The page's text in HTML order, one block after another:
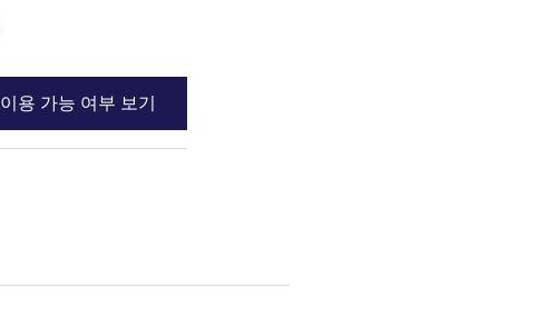
이용 가능 여부 보기